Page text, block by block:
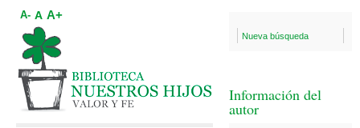
Nueva búsqueda
Información del
autor
A- A A+